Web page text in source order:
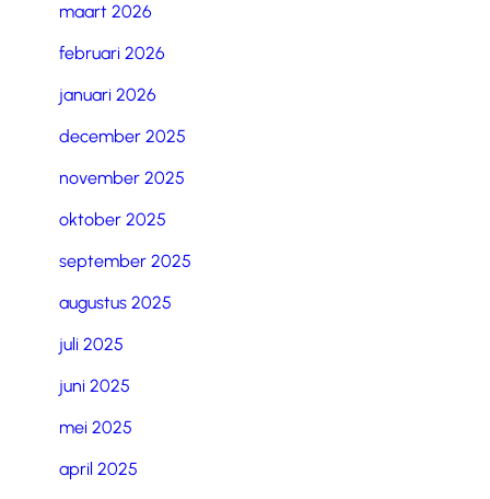
maart 2026
februari 2026
januari 2026
december 2025
november 2025
oktober 2025
september 2025
augustus 2025
juli 2025
juni 2025
mei 2025
april 2025